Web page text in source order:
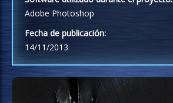
Adobe Photoshop
Fecha de publicación:
14/11/2013